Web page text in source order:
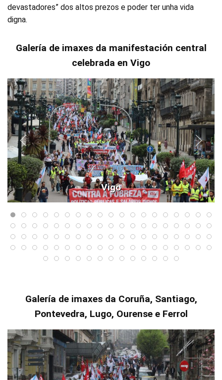
devastadores” dos altos prezos e poder ter unha vida
digna.
Galería de imaxes da manifestación central
celebrada en Vigo
Vigo
Galería de imaxes da Coruña, Santiago,
Pontevedra, Lugo, Ourense e Ferrol